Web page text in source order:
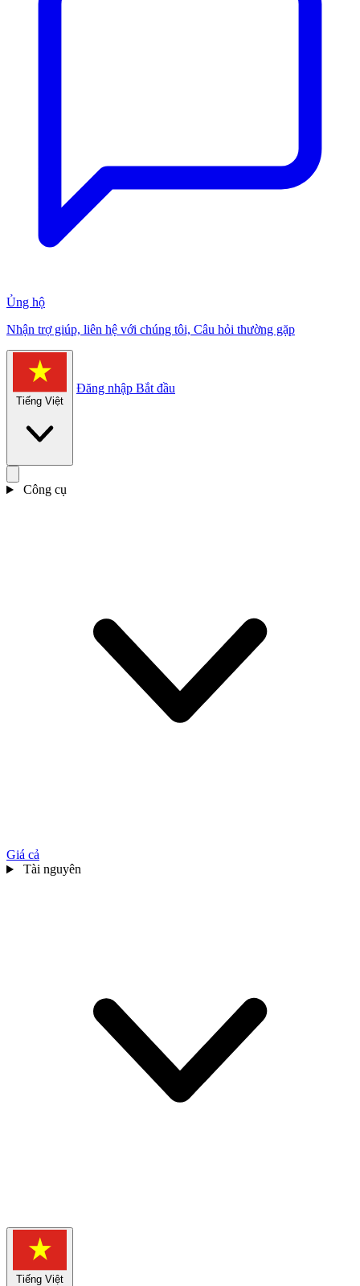
Ủng hộ
Nhận trợ giúp, liên hệ với chúng tôi, Câu hỏi thường gặp
Tiếng Việt
Đăng nhập Bắt đầu
Công cụ
Giá cả
Tài nguyên
Tiếng Việt